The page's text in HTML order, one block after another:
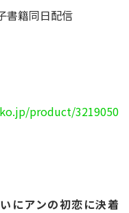
書籍同日配信
product/3219050
にアンの初恋に決着